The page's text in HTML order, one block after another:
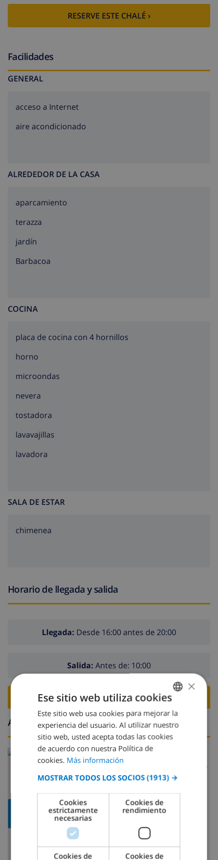
equipada con nevera, microondas, horno, lavadora,
lavavajillas, vajilla/cubertería, utensilios/cocina,
cafetera, tostadora y exprimidor.
RESERVE ESTE CHALÉ ›
Facilidades
GENERAL
acceso a Internet
aire acondicionado
ALREDEDOR DE LA CASA
aparcamiento
terazza
jardín
barbacoa
COCINA
placa de cocina con 4 hornillos
horno
microondas
nevera
tostadora
lavavajillas
lavadora
SALA DE ESTAR
chimenea
Horario de llegada y salida
Llegada: Desde 16:00 antes de 20:00
Salida: Antes de: 10:00
RESERVE ESTE CHALÉ ›
Alrededores
MOSTRAR
Leer más sobre:
España >Costa Blanca > Montgo
SPANISH
DUTCH
FRENCH
GERMAN
CATALAN
ITALIAN
DANISH
×
Ese sitio web utiliza cookies
Este sitio web usa cookies para mejorar la
experiencia del usuario. Al utilizar nuestro
sitio web, usted acepta todas las cookies
de acuerdo con nuestra Política de
cookies. Más información
MOSTRAR TODOS LOS SOCIOS (1913) →
Cookies
estrictamente
necesarias
Cookies de
rendimiento
Cookies de
Cookies de